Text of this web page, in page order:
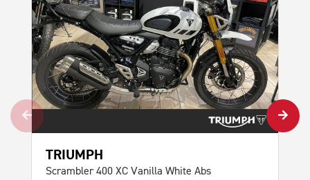
TRIUMPH
Scrambler 400 XC Vanilla White Abs